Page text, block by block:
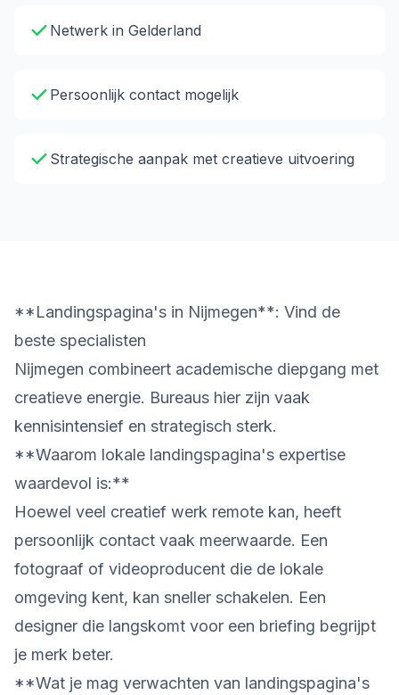
Netwerk in Gelderland
Persoonlijk contact mogelijk
Strategische aanpak met creatieve uitvoering
**Landingspagina's in Nijmegen**: Vind de
beste specialisten
Nijmegen combineert academische diepgang met
creatieve energie. Bureaus hier zijn vaak
kennisintensief en strategisch sterk.
**Waarom lokale landingspagina's expertise
waardevol is:**
Hoewel veel creatief werk remote kan, heeft
persoonlijk contact vaak meerwaarde. Een
fotograaf of videoproducent die de lokale
omgeving kent, kan sneller schakelen. Een
designer die langskomt voor een briefing begrijpt
je merk beter.
**Wat je mag verwachten van landingspagina's